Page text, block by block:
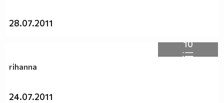
28.07.2011
10
rihanna
24.07.2011